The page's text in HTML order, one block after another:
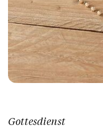
Kontakt
Gottesdienst